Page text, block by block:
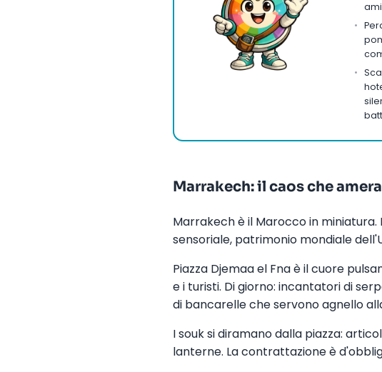
Marrakech: il caos che
Marrakech è il Marocco in
sensoriale, patrimonio mondiale
Piazza Djemaa el Fna è il cuore
e i turisti. Di giorno: incantatori di
di bancarelle che servono agnello
I souk si diramano dalla piazza:
lanterne. La contrattazione è